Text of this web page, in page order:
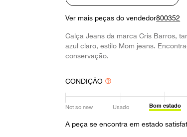
Ver mais peças do vendedor800352
Calça Jeans da marca Cris Barros,
azul claro, estilo Mom jeans.
conservação.
CONDIÇÃO
Not so new Usado Bom estado
A peça se encontra em estado